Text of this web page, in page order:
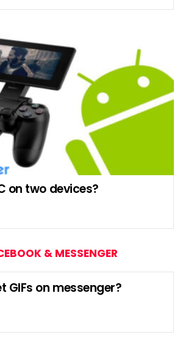
on two devices?
& MESSENGER
GIFs on messenger?